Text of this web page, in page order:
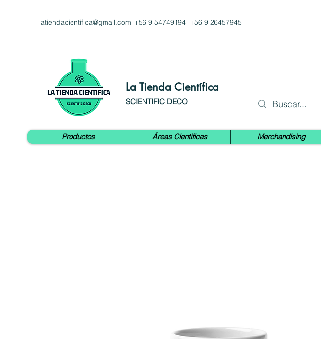
latiendacientifica@gmail.com +56 9 54749194 +56 9 26457945
La Tienda Científica
SCIENTIFIC DECO
Productos Áreas Cientificas Merchandising